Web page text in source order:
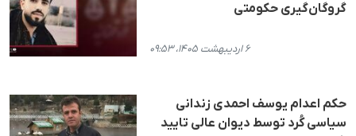
گروگان‌گیری حکومتی
۶ اردیبهشت ۱۴۰۵، ۰۹:۵۳
حکم اعدام یوسف احمدی زندانی
سیاسی کُرد توسط دیوان عالی تایید